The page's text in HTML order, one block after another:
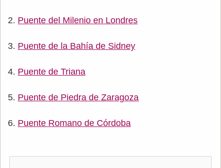
Puente del Milenio en Londres
Puente de la Bahía de Sidney
Puente de Triana
Puente de Piedra de Zaragoza
Puente Romano de Córdoba